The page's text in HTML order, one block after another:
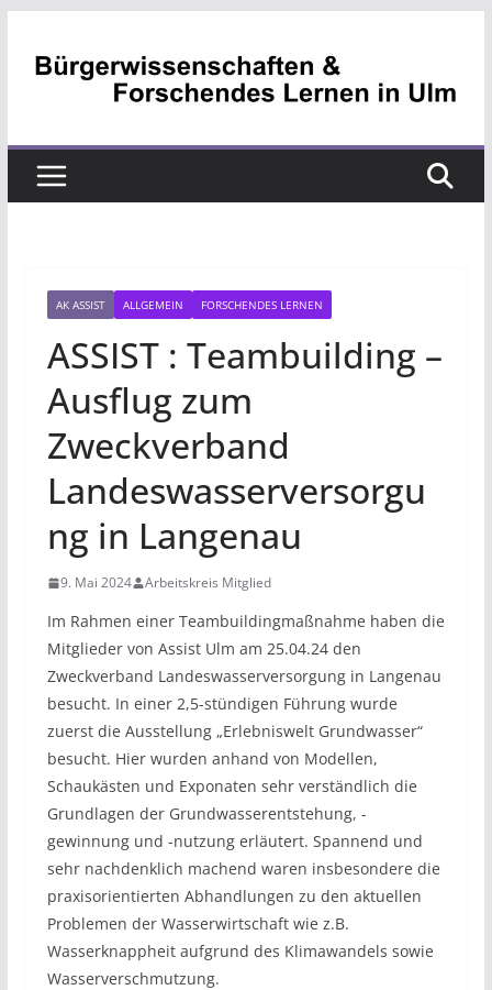
Inhalt
AK ASSIST ALLGEMEIN FORSCHENDES LERNEN
ASSIST : Teambuilding –
Ausflug zum
Zweckverband
Landeswasserversorgu
ng in Langenau
9. Mai 2024 Arbeitskreis Mitglied
Im Rahmen einer Teambuildingmaßnahme haben die
Mitglieder von Assist Ulm am 25.04.24 den
Zweckverband Landeswasserversorgung in Langenau
besucht. In einer 2,5-stündigen Führung wurde
zuerst die Ausstellung „Erlebniswelt Grundwasser“
besucht. Hier wurden anhand von Modellen,
Schaukästen und Exponaten sehr verständlich die
Grundlagen der Grundwasserentstehung, -
gewinnung und -nutzung erläutert. Spannend und
sehr nachdenklich machend waren insbesondere die
praxisorientierten Abhandlungen zu den aktuellen
Problemen der Wasserwirtschaft wie z.B.
Wasserknappheit aufgrund des Klimawandels sowie
Wasserverschmutzung.